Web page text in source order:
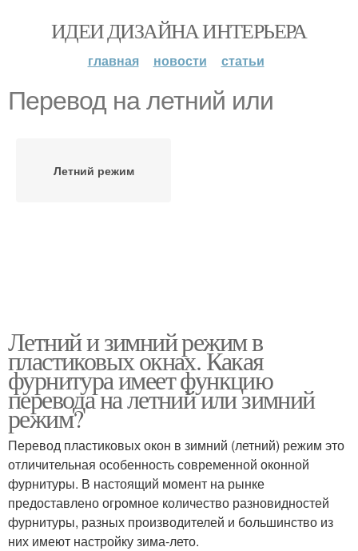
ИДЕИ ДИЗАЙНА ИНТЕРЬЕРА
главная новости статьи
Перевод на летний или
Летний режим
Летний и зимний режим в
пластиковых окнах. Какая
фурнитура имеет функцию
перевода на летний или зимний
режим?
Перевод пластиковых окон в зимний (летний) режим это
отличительная особенность современной оконной
фурнитуры. В настоящий момент на рынке
предоставлено огромное количество разновидностей
фурнитуры, разных производителей и большинство из
них имеют настройку зима-лето.